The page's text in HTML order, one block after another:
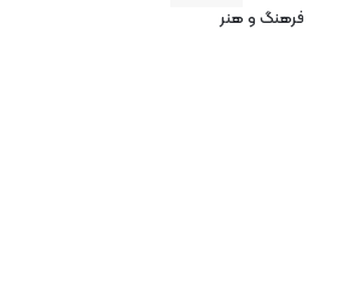
فرهنگ و هنر